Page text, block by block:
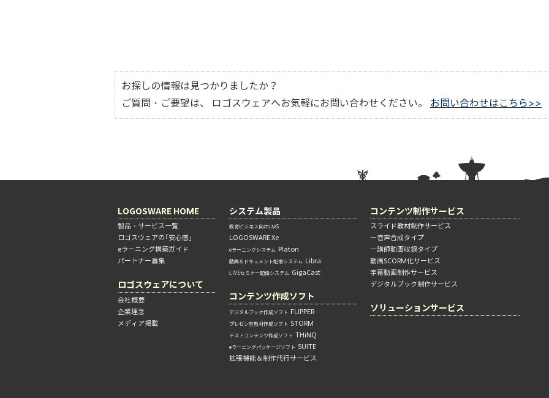
お探しの情報は見つかりましたか？
ご質問・ご要望は、 ロゴスウェアへお気軽にお問い合わせください。 お問い合わせはこちら>>
LOGOSWARE HOME
製品・サービス一覧
ロゴスウェアの「安心感」
eラーニング構築ガイド
パートナー募集
ロゴスウェアについて
会社概要
企業理念
メディア掲載
システム製品
教育ビジネス向けLMS
LOGOSWARE Xe
eラーニングシステム Platon
動画＆ドキュメント配信システム Libra
LIVEセミナー配信システム GigaCast
コンテンツ作成ソフト
デジタルブック作成ソフト FLIPPER
プレゼン型教材作成ソフト STORM
テストコンテンツ作成ソフト THiNQ
eラーニングパッケージソフト SUITE
拡張機能＆制作代行サービス
コンテンツ制作サービス
スライド教材制作サービス
―音声合成タイプ
―講師動画収録タイプ
動画SCORM化サービス
字幕動画制作サービス
デジタルブック制作サービス
ソリューションサービス